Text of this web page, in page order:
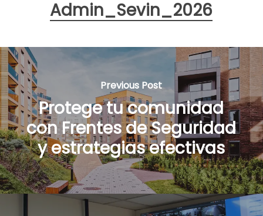
Admin_Sevin_2026
Previous Post
Protege tu comunidad
con Frentes de Seguridad
y estrategias efectivas